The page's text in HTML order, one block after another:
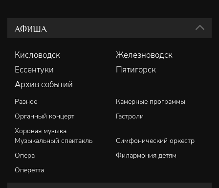
АФИША
Кисловодск
Железноводск
Ессентуки
Пятигорск
Архив событий
Разное
Камерные программы
Органный концерт
Гастроли
Хоровая музыка
Музыкальный спектакль
Симфонический оркестр
Опера
Филармония детям
Оперетта